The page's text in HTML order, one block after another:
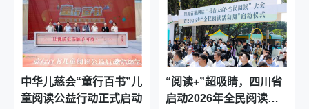
中华儿慈会“童行百书”儿
童阅读公益行动正式启动
“阅读+”超吸睛，四川省
启动2026年全民阅读活
2026-07-30 18:09:47
AI重构营销逻辑 当当影响力作家郑国发界首开
讲
2026-07-30 18:06:44
​读书随笔集《把自己重读一遍》面世：以经典
为镜，重读内心的自己